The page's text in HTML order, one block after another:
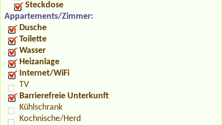
Steckdose
Appartements/Zimmer:
Dusche
Toilette
Wasser
Heizanlage
Internet/WiFi
TV
Barrierefreie Unterkunft
Kühlschrank
Kochnische/Herd